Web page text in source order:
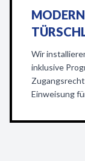
Wir
inklusive
Einweisung